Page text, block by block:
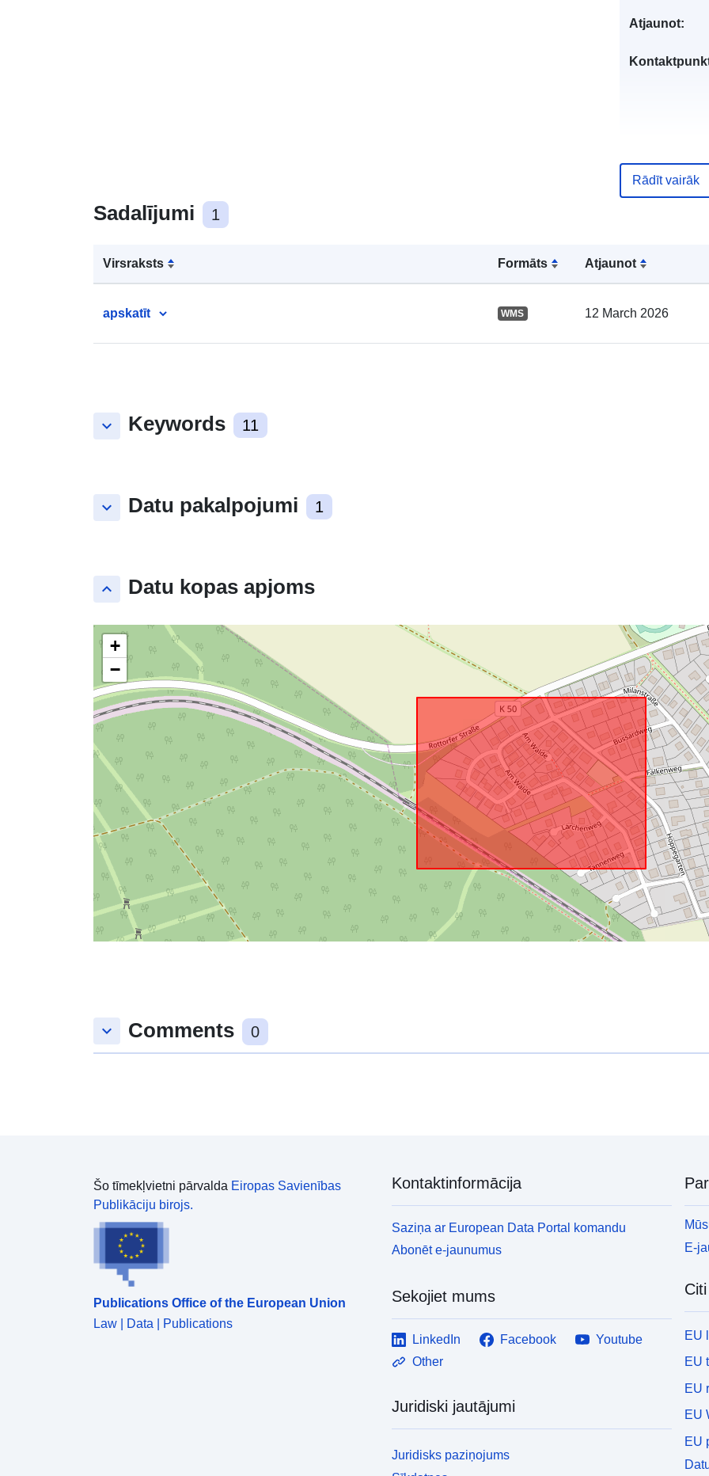
Sadalījumi 1
Virsraksts Formāts Atjaunot
apskatīt WMS 12 March 2026
keyboard_arrow_down Keywords 11
keyboard_arrow_down Datu pakalpojumi 1
keyboard_arrow_up Datu kopas apjoms
+
−
Atjaunot:
atrašanās
Rādīt vairāk
keyboard_arrow_down Comments 0
Šo tīmekļvietni pārvalda Eiropas Savienības
Publikāciju birojs.
Publications Office of the European Union
Law | Data | Publications
Kontaktinformācija
Saziņa ar European Data Portal komandu
Abonēt e-jaunumus
Sekojiet mums
LinkedIn Facebook
Youtube
Other
Juridiski jautājumi
Juridisks paziņojums
E-
EU
EU
EU
EU
EU